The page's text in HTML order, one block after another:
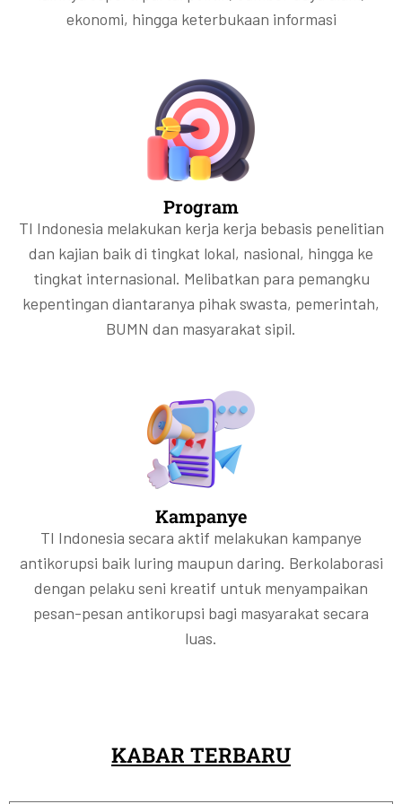
ekonomi, hingga keterbukaan informasi
Program
TI Indonesia melakukan kerja kerja bebasis penelitian
dan kajian baik di tingkat lokal, nasional, hingga ke
tingkat internasional. Melibatkan para pemangku
kepentingan diantaranya pihak swasta, pemerintah,
BUMN dan masyarakat sipil.
Kampanye
TI Indonesia secara aktif melakukan kampanye
antikorupsi baik luring maupun daring. Berkolaborasi
dengan pelaku seni kreatif untuk menyampaikan
pesan-pesan antikorupsi bagi masyarakat secara
luas.
KABAR TERBARU